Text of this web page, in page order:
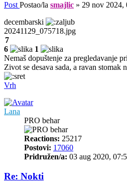
Post Postao/la smajlic » 29 nov 2024,
decembarski
20241129_075718.jpg
7
6
1
Nemaš dopuštenje za pregledavanje
Zivot se desava sada, a ravan stomak
Vrh
Lana
PRO behar
Reactions: 25217
Postovi: 17060
Pridružen/a: 03 aug 2020,
Re: Nokti